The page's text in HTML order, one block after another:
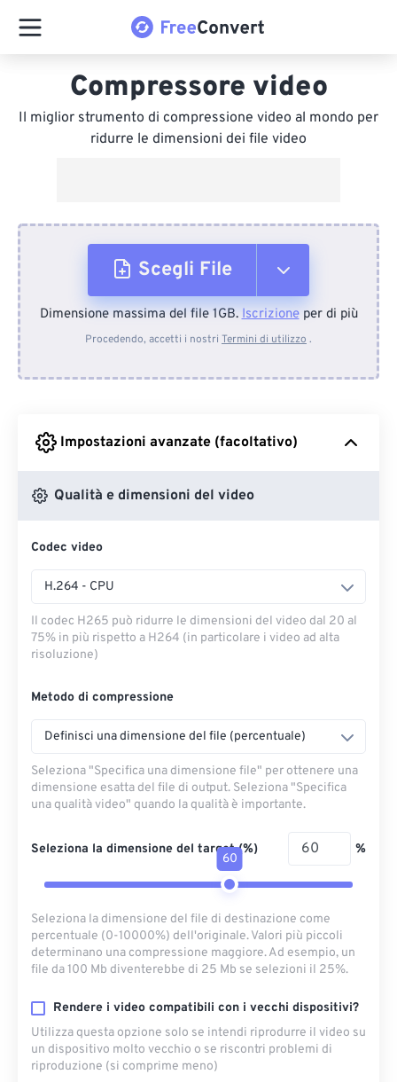
Compressore video
Il miglior strumento di compressione video al mondo per
ridurre le dimensioni dei file video
Scegli File
Dal dispositivo
Da Google Drive
Dimensione massima del file 1GB.Iscrizioneper di più
Procedendo, accetti i nostri Termini di utilizzo .
Impostazioni avanzate (facoltativo)
Qualità e dimensioni del video
Codec video
H.264 - CPU
Il codec H265 può ridurre le dimensioni del video dal 20 al
75% in più rispetto a H264 (in particolare i video ad alta
risoluzione)
Metodo di compressione
Definisci una dimensione del file (percentuale)
Seleziona "Specifica una dimensione file" per ottenere una
dimensione esatta del file di output. Seleziona "Specifica
una qualità video" quando la qualità è importante.
Seleziona la dimensione del target (%) %
60
Seleziona la dimensione del file di destinazione come
percentuale (0-10000%) dell'originale. Valori più piccoli
determinano una compressione maggiore. Ad esempio, un
file da 100 Mb diventerebbe di 25 Mb se selezioni il 25%.
Rendere i video compatibili con i vecchi dispositivi?
Utilizza questa opzione solo se intendi riprodurre il video su
un dispositivo molto vecchio o se riscontri problemi di
riproduzione (si comprime meno)